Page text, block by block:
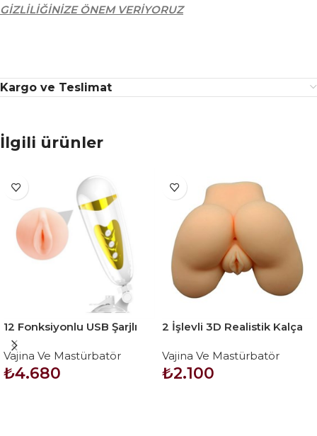
GİZLİLİĞİNİZE ÖNEM VERİYORUZ
Kargo ve Teslimat
İlgili ürünler
12 Fonksiyonlu USB Şarjlı
Sesli Titreşimli Realistik
Suni Vajina Erkek
Mastürbatör
Vajina Ve Mastürbatör
₺4.680
2 İşlevli 3D Realistik Kalça
Red Plum
Vajina Ve Mastürbatör
₺2.100